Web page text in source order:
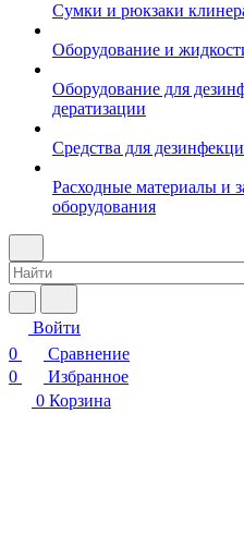
Сумки и рюкзаки
Оборудование и
Оборудование для
дератизации
Средства для
Расходные материалы и
оборудования
Войти
0
Сравнение
0
Избранное
0 Корзина